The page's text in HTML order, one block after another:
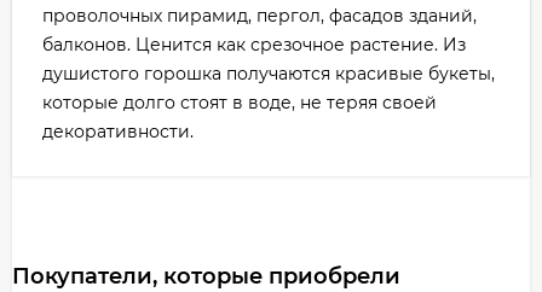
проволочных пирамид, пергол, фасадов зданий,
балконов. Ценится как срезочное растение. Из
душистого горошка получаются красивые букеты,
которые долго стоят в воде, не теряя своей
декоративности.
Покупатели, которые приобрели